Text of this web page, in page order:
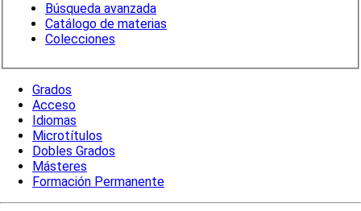
Búsqueda avanzada
Catálogo de materias
Colecciones
Grados
Acceso
Idiomas
Microtítulos
Dobles Grados
Másteres
Formación Permanente